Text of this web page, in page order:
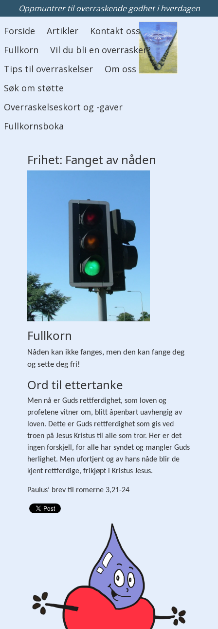
Oppmuntrer til overraskende godhet i hverdagen
Hovedmeny
Forside Artikler
Kontakt oss
Fullkorn
Vil du bli en overrasker?
Tips til overraskelser
Om oss
Søk om støtte
Overraskelseskort og -gaver
Fullkornsboka
Frihet: Fanget av nåden
Fullkorn
Nåden kan ikke fanges, men den kan fange deg
og sette deg fri!
Ord til ettertanke
Men nå er Guds rettferdighet, som loven og
profetene vitner om, blitt åpenbart uavhengig av
loven. Dette er Guds rettferdighet som gis ved
troen på Jesus Kristus til alle som tror. Her er det
ingen forskjell, for alle har syndet og mangler Guds
herlighet. Men ufortjent og av hans nåde blir de
kjent rettferdige, frikjøpt i Kristus Jesus.
Paulus’ brev til romerne 3,21-24